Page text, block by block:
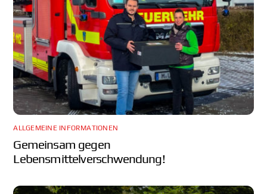
ALLGEMEINE INFORMATIONEN
Gemeinsam gegen
Lebensmittelverschwendung!